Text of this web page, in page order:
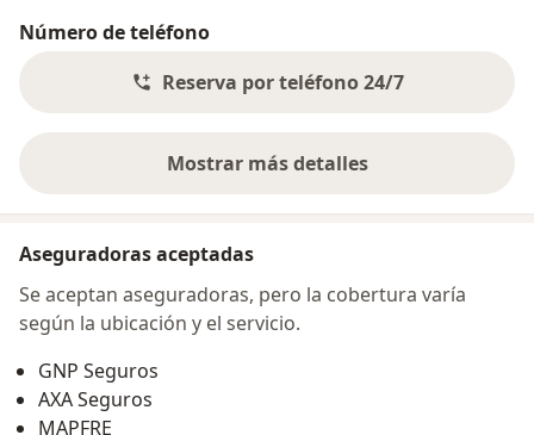
Número de teléfono
Reserva por teléfono 24/7
Mostrar más detalles
sobre la dirección
Aseguradoras aceptadas
Se aceptan aseguradoras, pero la cobertura varía
según la ubicación y el servicio.
GNP Seguros
AXA Seguros
MAPFRE